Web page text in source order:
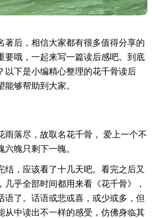
著后，相信大家都有很多值得分享的
要哦，一起来写一篇读后感吧。到底
以下是小编精心整理的花千骨读后
够帮助到大家。
雨落尽，故取名花千骨， 爱上一个不
魄只剩下一魄。
结，应该看了十几天吧。看完之后又
几乎全部时间都用来看《花千骨》，
语了。话语或悲或喜，或少或多，但
从中读出不一样的感受，仿佛身临其